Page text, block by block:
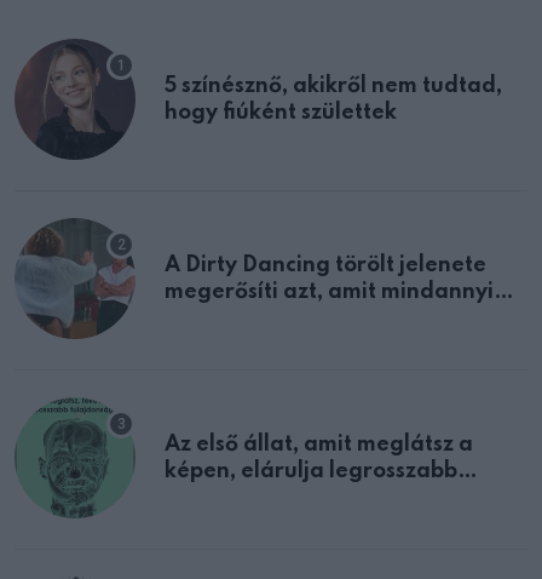
5 színésznő, akikről nem tudtad,
hogy fiúként születtek
A Dirty Dancing törölt jelenete
megerősíti azt, amit mindannyian
Az első állat, amit meglátsz a
képen, elárulja legrosszabb